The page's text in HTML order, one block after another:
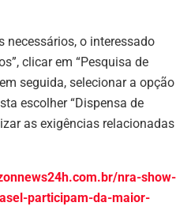
necessários, o interessado
clicar em “Pesquisa de
seguida, selecionar a opção
escolher “Dispensa de
as exigências relacionadas
nra-show-
participam-da-maior-